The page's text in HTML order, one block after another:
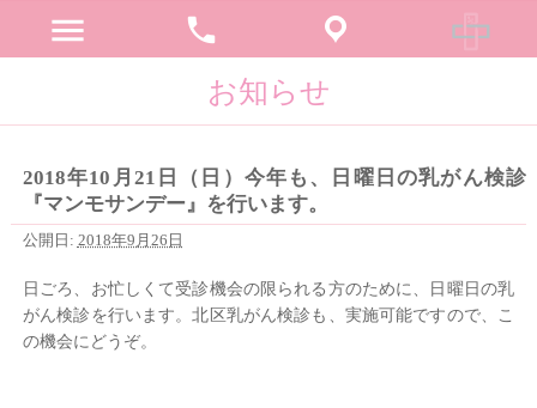
menu phone
お知らせ
2018年10月21日（日）今年も、日曜日の乳がん検診
『マンモサンデー』を行います。
公開日: 2018年9月26日
日ごろ、お忙しくて受診機会の限られる方のために、日曜日の乳
がん検診を行います。北区乳がん検診も、実施可能ですので、こ
の機会にどうぞ。